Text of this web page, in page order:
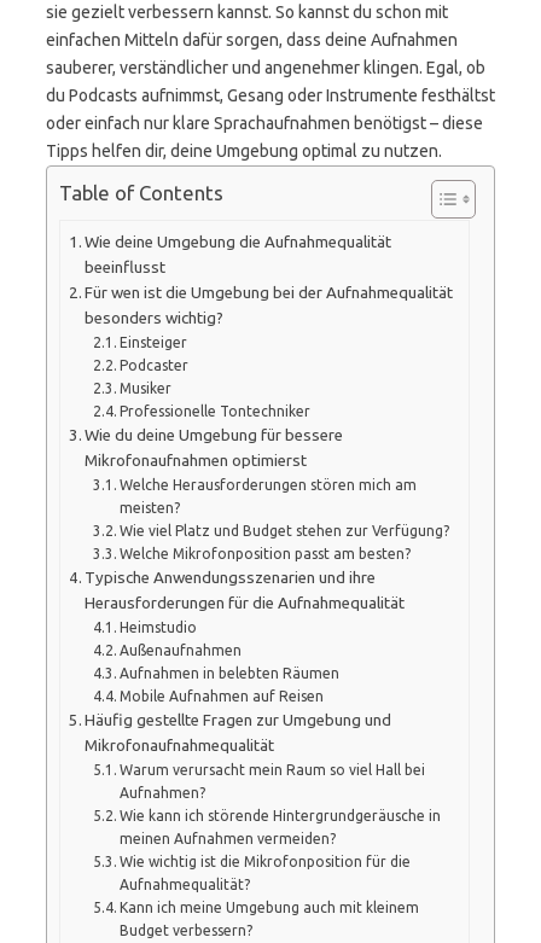
sie gezielt verbessern kannst. So kannst du schon mit
einfachen Mitteln dafür sorgen, dass deine Aufnahmen
sauberer, verständlicher und angenehmer klingen. Egal, ob
du Podcasts aufnimmst, Gesang oder Instrumente festhältst
oder einfach nur klare Sprachaufnahmen benötigst – diese
Tipps helfen dir, deine Umgebung optimal zu nutzen.
Table of Contents
Wie deine Umgebung die Aufnahmequalität
beeinflusst
Für wen ist die Umgebung bei der Aufnahmequalität
besonders wichtig?
Einsteiger
Podcaster
Musiker
Professionelle Tontechniker
Wie du deine Umgebung für bessere
Mikrofonaufnahmen optimierst
Welche Herausforderungen stören mich am
meisten?
Wie viel Platz und Budget stehen zur Verfügung?
Welche Mikrofonposition passt am besten?
Typische Anwendungsszenarien und ihre
Herausforderungen für die Aufnahmequalität
Heimstudio
Außenaufnahmen
Aufnahmen in belebten Räumen
Mobile Aufnahmen auf Reisen
Häufig gestellte Fragen zur Umgebung und
Mikrofonaufnahmequalität
Warum verursacht mein Raum so viel Hall bei
Aufnahmen?
Wie kann ich störende Hintergrundgeräusche in
meinen Aufnahmen vermeiden?
Wie wichtig ist die Mikrofonposition für die
Aufnahmequalität?
Kann ich meine Umgebung auch mit kleinem
Budget verbessern?